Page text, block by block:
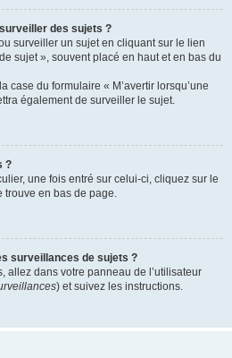
des sujets ?
surveiller un sujet en cliquant sur le lien
sujet », souvent placé en haut et en bas du
case du formulaire « M’avertir lorsqu’une
également de surveiller le sujet.
?
une fois entré sur celui-ci, cliquez sur le
trouve en bas de page.
surveillances de sujets ?
allez dans votre panneau de l’utilisateur
) et suivez les instructions.